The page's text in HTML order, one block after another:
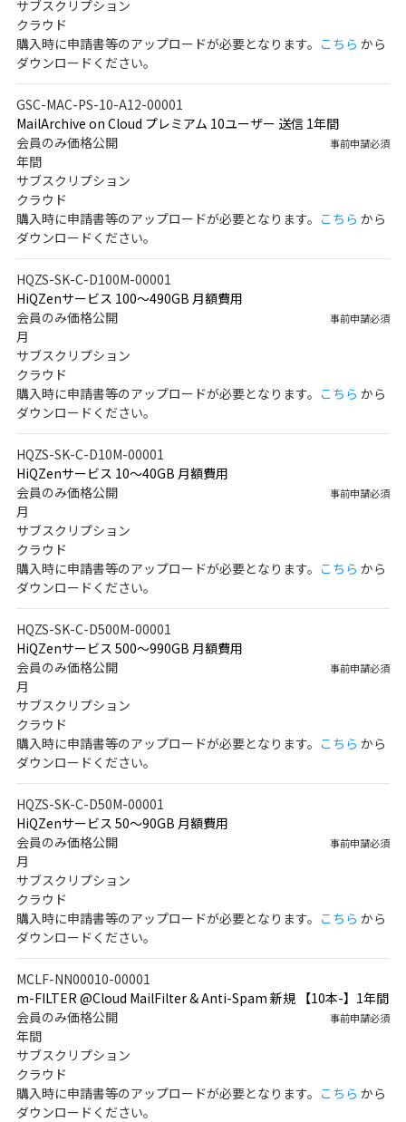
サブスクリプション
クラウド
購入時に申請書等のアップロードが必要となります。 こちら から
ダウンロードください。
GSC-MAC-PS-10-A12-00001
MailArchive on Cloud プレミアム 10ユーザー 送信 1年間
会員のみ価格公開
事前申請必須
年間
サブスクリプション
クラウド
購入時に申請書等のアップロードが必要となります。 こちら から
ダウンロードください。
HQZS-SK-C-D100M-00001
HiQZenサービス 100～490GB 月額費用
会員のみ価格公開
事前申請必須
月
サブスクリプション
クラウド
購入時に申請書等のアップロードが必要となります。 こちら から
ダウンロードください。
HQZS-SK-C-D10M-00001
HiQZenサービス 10～40GB 月額費用
会員のみ価格公開
事前申請必須
月
サブスクリプション
クラウド
購入時に申請書等のアップロードが必要となります。 こちら から
ダウンロードください。
HQZS-SK-C-D500M-00001
HiQZenサービス 500～990GB 月額費用
会員のみ価格公開
事前申請必須
月
サブスクリプション
クラウド
購入時に申請書等のアップロードが必要となります。 こちら から
ダウンロードください。
HQZS-SK-C-D50M-00001
HiQZenサービス 50～90GB 月額費用
会員のみ価格公開
事前申請必須
月
サブスクリプション
クラウド
購入時に申請書等のアップロードが必要となります。 こちら から
ダウンロードください。
MCLF-NN00010-00001
m-FILTER @Cloud MailFilter & Anti-Spam 新規 【10本-】1年間
会員のみ価格公開
事前申請必須
年間
サブスクリプション
クラウド
購入時に申請書等のアップロードが必要となります。 こちら から
ダウンロードください。